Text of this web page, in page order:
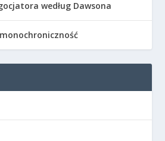
według Dawsona